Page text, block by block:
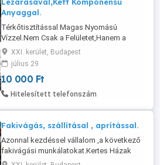
Anyaggal.
Térkőtisztítással Magas Nyomású
Vízzel.Nem Csak a Felületet,Hanem a
Kilépő Fugából, a Gyomok,Mohák,Teljes
Megszüntetése.Egyedi
Technológiával,Kétt Komponensű
Anyaggal,a Fugák Teljes Lezárása a
Folyamatos Gyom és Mohák
Megszünik,Végleg a Térkő Felületén
ill,Fugákban a Folyamatos ...
XXI. kerület, Budapest
július 29
10 000 Ft
Hitelesített telefonszám
Fakivágás, szállításal , aprítással.
Azonnal kezdéssel vállalom ,a következő
fakivágási munkálatokat.Kertes Házak
Udvarán,Utcák,Erdők,Fasorok,Tó